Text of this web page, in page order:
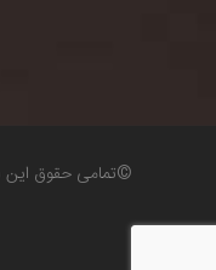
©تمامی حقوق این